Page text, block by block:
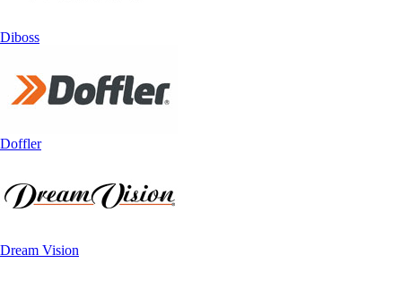
Diboss
Doffler
Dream Vision